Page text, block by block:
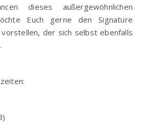
dieses außergewöhnlichen
Euch gerne den Signature
der sich selbst ebenfalls